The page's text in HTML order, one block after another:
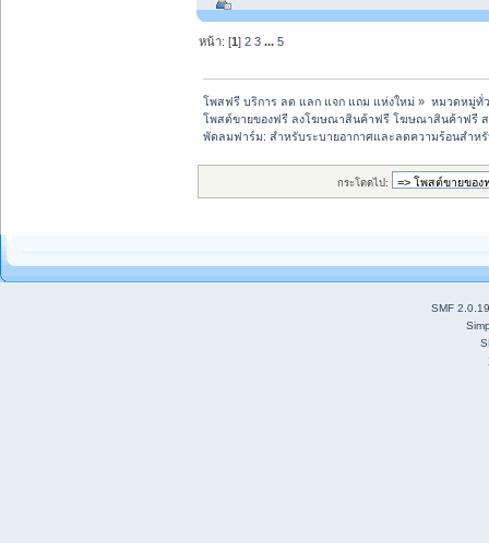
หน้า: [1]2 3 ...5
โพสฟรี บริการ ลด แลก แจก แถม แห่งใหม่ » หมวดหมู่ทั่
โพสต์ขายของฟรี ลงโฆษณาสินค้าฟรี โฆษณาสินค้าฟรี ส
พัดลมฟาร์ม: สำหรับระบายอากาศและลดความร้อนสำห
กระโดดไป:
SMF 2.0.19